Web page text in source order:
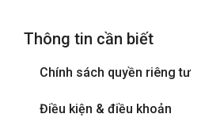
Phòng tắm đứng
Thông tin cần biết
Chính sách quyền riêng tư
Điều kiện & điều khoản